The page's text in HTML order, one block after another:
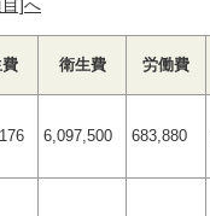
]へ
費 衛生費 労働費
6,097,500 683,880